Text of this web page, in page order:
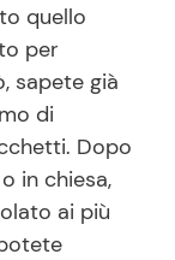
quello
per
sapete già
di
Dopo
in chiesa,
ai più